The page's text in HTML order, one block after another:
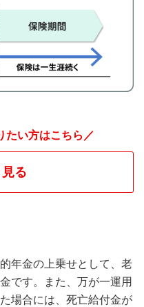
たい方はこちら／
る
年金の上乗せとして、老
です。また、万が一運用
場合には、死亡給付金が